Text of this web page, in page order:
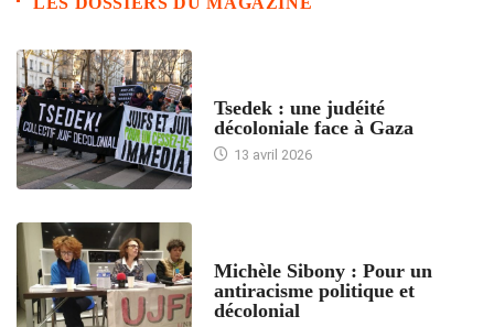
Tsedek : une judéité
décoloniale face à Gaza
13 avril 2026
Michèle Sibony : Pour un
antiracisme politique et
décolonial